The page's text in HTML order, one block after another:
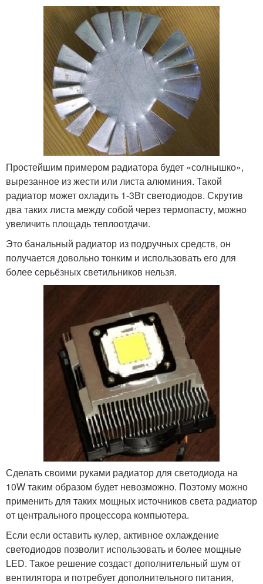
Простейшим примером радиатора будет «солнышко»,
вырезанное из жести или листа алюминия. Такой
радиатор может охладить 1-3Вт светодиодов. Скрутив
два таких листа между собой через термопасту, можно
увеличить площадь теплоотдачи.
Это банальный радиатор из подручных средств, он
получается довольно тонким и использовать его для
более серьёзных светильников нельзя.
Сделать своими руками радиатор для светодиода на
10W таким образом будет невозможно. Поэтому можно
применить для таких мощных источников света радиатор
от центрального процессора компьютера.
Если если оставить кулер, активное охлаждение
светодиодов позволит использовать и более мощные
LED. Такое решение создаст дополнительный шум от
вентилятора и потребует дополнительного питания,